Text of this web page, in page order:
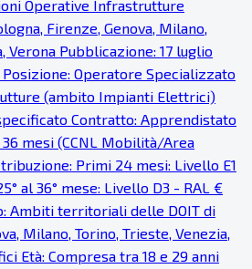
Operative Infrastrutture
Firenze, Genova, Milano,
Verona Pubblicazione: 17 luglio
Operatore Specializzato
(ambito Impianti Elettrici)
Contratto: Apprendistato
mesi (CCNL Mobilità/Area
Primi 24 mesi: Livello E1
al 36° mese: Livello D3 - RAL €
Ambiti territoriali delle DOIT di
Milano, Torino, Trieste, Venezia,
Età: Compresa tra 18 e 29 anni